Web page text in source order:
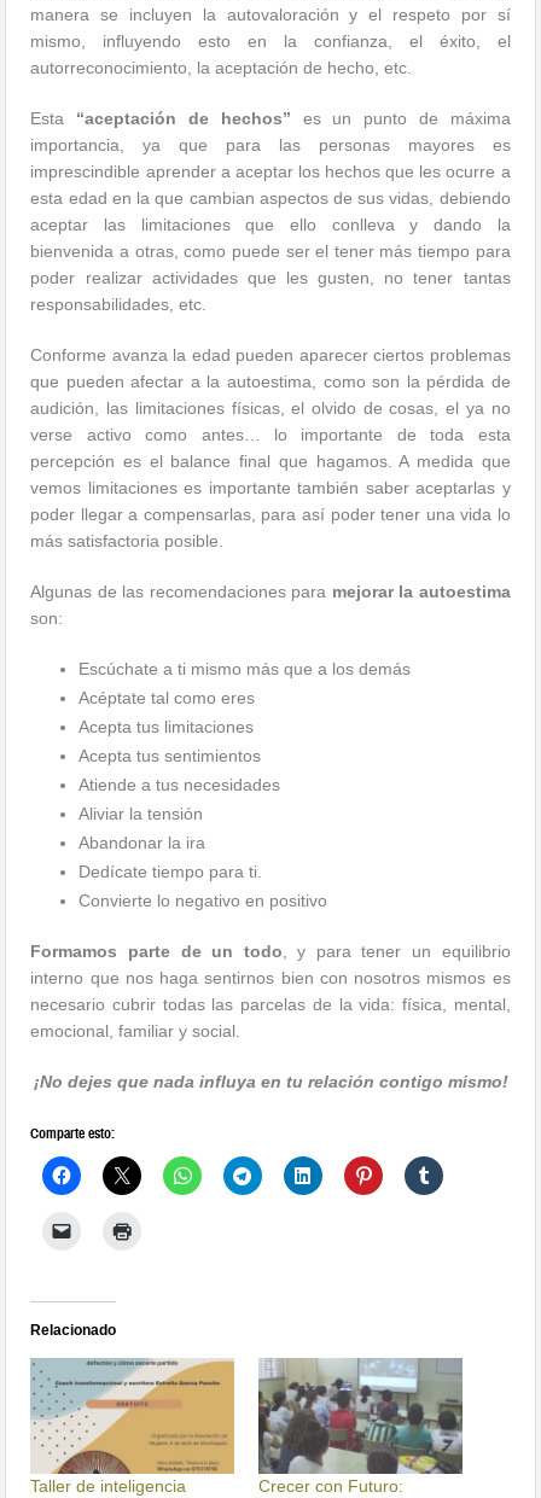
manera se incluyen la autovaloración y el respeto por sí
mismo, influyendo esto en la confianza, el éxito, el
autorreconocimiento, la aceptación de hecho, etc.
Esta “aceptación de hechos” es un punto de máxima
importancia, ya que para las personas mayores es
imprescindible aprender a aceptar los hechos que les ocurre a
esta edad en la que cambian aspectos de sus vidas, debiendo
aceptar las limitaciones que ello conlleva y dando la
bienvenida a otras, como puede ser el tener más tiempo para
poder realizar actividades que les gusten, no tener tantas
responsabilidades, etc.
Conforme avanza la edad pueden aparecer ciertos problemas
que pueden afectar a la autoestima, como son la pérdida de
audición, las limitaciones físicas, el olvido de cosas, el ya no
verse activo como antes… lo importante de toda esta
percepción es el balance final que hagamos. A medida que
vemos limitaciones es importante también saber aceptarlas y
poder llegar a compensarlas, para así poder tener una vida lo
más satisfactoria posible.
Algunas de las recomendaciones para mejorar la autoestima
son:
Escúchate a ti mismo más que a los demás
Acéptate tal como eres
Acepta tus limitaciones
Acepta tus sentimientos
Atiende a tus necesidades
Aliviar la tensión
Abandonar la ira
Dedícate tiempo para ti.
Convierte lo negativo en positivo
Formamos parte de un todo , y para tener un equilibrio
interno que nos haga sentirnos bien con nosotros mismos es
necesario cubrir todas las parcelas de la vida: física, mental,
emocional, familiar y social.
¡No dejes que nada influya en tu relación contigo mismo!
Comparte esto:
Relacionado
Taller de inteligencia
Crecer con Futuro: